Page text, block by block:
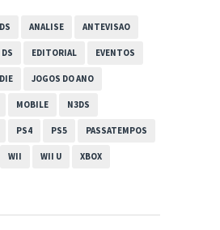
ANALISE ANTEVISAO
DS EDITORIAL EVENTOS
JOGOS DO ANO
MOBILE N3DS
PS4 PS5 PASSATEMPOS
WII WII U XBOX